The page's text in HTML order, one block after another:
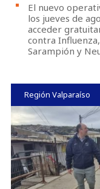
El nuevo
los jueves de
acceder
contra
Sarampión y
Región Valparaíso